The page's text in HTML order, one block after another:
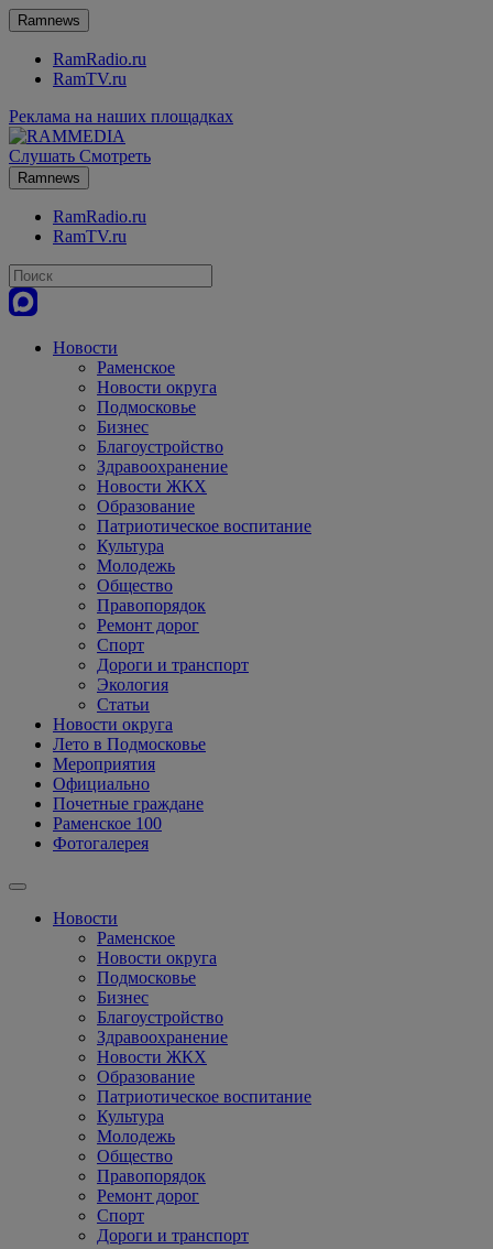
Ramnews
RamRadio.ru
RamTV.ru
Реклама на наших площадках
Слушать Смотреть
Ramnews
RamRadio.ru
RamTV.ru
Новости
Раменское
Новости округа
Подмосковье
Бизнес
Благоустройство
Здравоохранение
Новости ЖКХ
Образование
Патриотическое воспитание
Культура
Молодежь
Общество
Правопорядок
Ремонт дорог
Спорт
Дороги и транспорт
Экология
Статьи
Новости округа
Лето в Подмосковье
Мероприятия
Официально
Почетные граждане
Раменское 100
Фотогалерея
Новости
Раменское
Новости округа
Подмосковье
Бизнес
Благоустройство
Здравоохранение
Новости ЖКХ
Образование
Патриотическое воспитание
Культура
Молодежь
Общество
Правопорядок
Ремонт дорог
Спорт
Дороги и транспорт